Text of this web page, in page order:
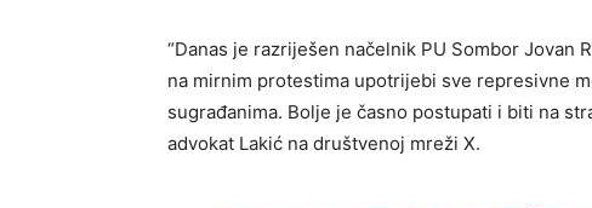
“Danas je razriješen načelnik PU Sombor Jovan
na mirnim protestima upotrijebi sve represivne
sugrađanima. Bolje je časno postupati i biti na
advokat Lakić na društvenoj mreži X.